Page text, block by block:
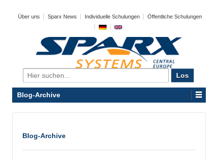
Über uns Sparx News Individuelle Schulungen Öffentliche Schulungen
Search
for:
Blog-Archive
Blog-Archive